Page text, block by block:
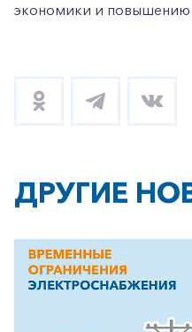
экономики и повышению
ДРУГИЕ